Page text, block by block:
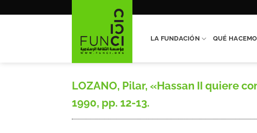
LA FUNDACIÓN QUÉ
LOZANO, Pilar, «Hassan II quiere
1990, pp. 12-13.